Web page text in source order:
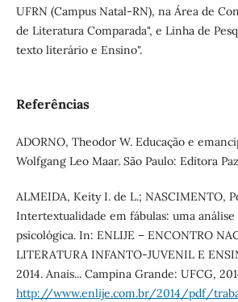
UFRN (Campus Natal-RN), na Área de
de Literatura Comparada", e Linha de
texto literário e Ensino".
Referências
ADORNO, Theodor W. Educação e
Wolfgang Leo Maar. São Paulo: Editora
ALMEIDA, Keity I. de L.; NASCIMENTO,
Intertextualidade em fábulas: uma
psicológica. In: ENLIJE – ENCONTRO
LITERATURA INFANTO-JUVENIL E
2014. Anais... Campina Grande: UFCG,
http://www.enlije.com.br/2014/pdf/